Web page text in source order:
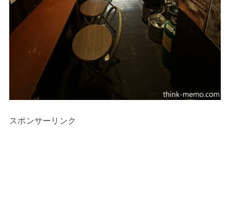
スポンサーリンク